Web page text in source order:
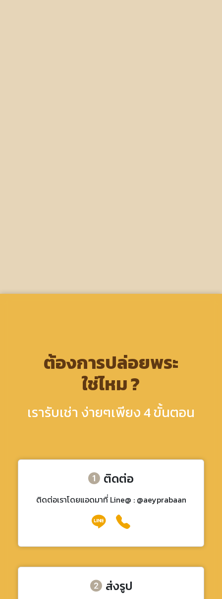
ต้องการปล่อยพระ
ใช่ไหม ?
เรารับเช่า ง่ายๆเพียง 4 ขั้นตอน
ติดต่อ
ติดต่อเราโดยแอดมาที่ Line@ : @aeyprabaan
ส่งรูป